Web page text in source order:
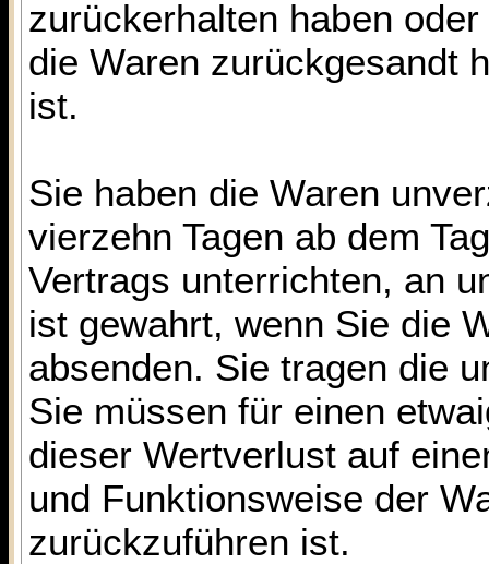
zurückerhalten haben
die Waren zurückgesandt
ist.
Sie haben die Waren
vierzehn Tagen ab dem
Vertrags unterrichten, an
ist gewahrt, wenn Sie die
absenden. Sie tragen die
Sie müssen für einen
dieser Wertverlust auf
und Funktionsweise der
zurückzuführen ist.